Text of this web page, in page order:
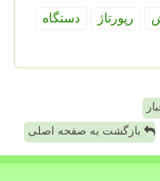
رپورتاژ
دستگاه
بازگشت به صفحه اصلی